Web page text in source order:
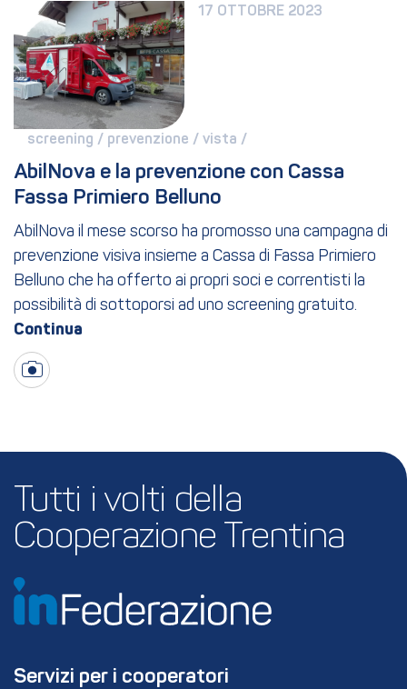
17 OTTOBRE 2023
screening / prevenzione / vista /
AbilNova e la prevenzione con Cassa
Fassa Primiero Belluno
AbilNova il mese scorso ha promosso una campagna di
prevenzione visiva insieme a Cassa di Fassa Primiero
Belluno che ha offerto ai propri soci e correntisti la
possibilità di sottoporsi ad uno screening gratuito.
Tutti i volti della
Cooperazione Trentina
Servizi per i cooperatori